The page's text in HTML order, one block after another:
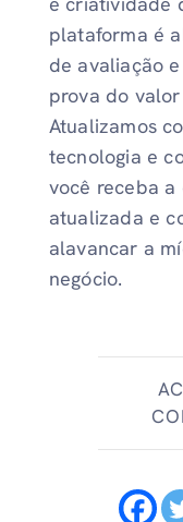
plataforma é
de avaliação
prova do
Atualizamos
tecnologia e
você receba a
atualizada e
alavancar a
negócio.